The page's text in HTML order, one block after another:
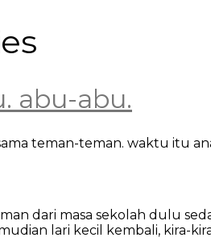
abu-abu.
teman-teman. waktu itu
dari masa sekolah dulu
lari kecil kembali, kira-